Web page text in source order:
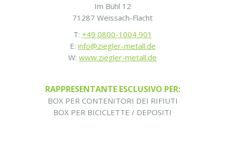
Im Bühl 12
71287 Weissach-Flacht
T: +49 0800-1004 901
E: info@ziegler-metall.de
W: www.ziegler-metall.de
RAPPRESENTANTE ESCLUSIVO PER:
BOX PER CONTENITORI DEI RIFIUTI
BOX PER BICICLETTE / DEPOSITI